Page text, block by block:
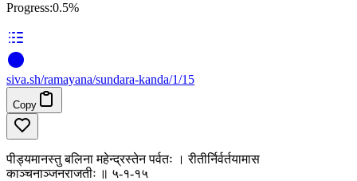
Progress:0.5%
siva.sh/ramayana/sundara-kanda/1/15
Copy
पीड्यमानस्तु बलिना महेन्द्रस्तेन पर्वतः । रीतीर्निर्वर्तयामास
काञ्चनाञ्जनराजतीः ॥ ५-१-१५